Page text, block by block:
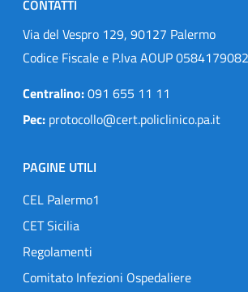
CONTATTI
Via del Vespro 129, 90127 Palermo
Codice Fiscale e P.Iva AOUP
Centralino:091 655 11 11
Pec: protocollo@cert.policlinico.pa.it
PAGINE UTILI
CEL Palermo1
CET Sicilia
Regolamenti
Comitato Infezioni Ospedaliere